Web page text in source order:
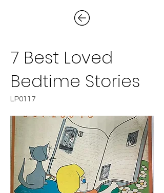
7 Best Loved
Bedtime Stories
LP0117